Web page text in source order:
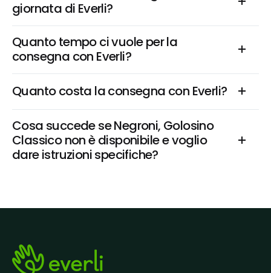
giornata di Everli?
Quanto tempo ci vuole per la
consegna con Everli?
Quanto costa la consegna con Everli?
Cosa succede se Negroni, Golosino
Classico non è disponibile e voglio
dare istruzioni specifiche?